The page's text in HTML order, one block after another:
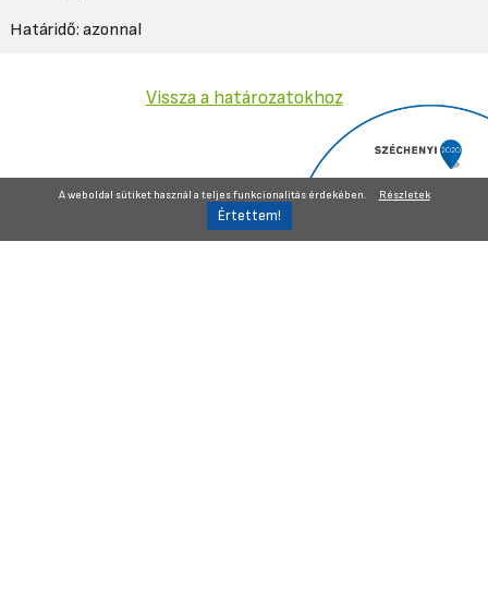
Határidő: azonnal
Vissza a határozatokhoz
A weboldal sütiket használ a teljes funkcionalitás érdekében. Részletek